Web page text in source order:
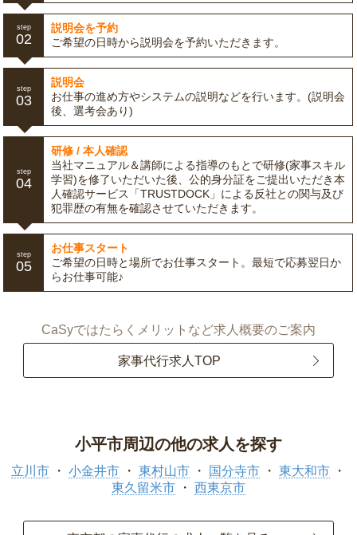
step
02
説明会を予約
ご希望の日時から説明会を予約いただきます。
step
03
説明会
お仕事の進め方やシステムの説明などを行います。(説明会
後、選考会あり)
step
04
研修 / 本人確認
当社マニュアル＆講師による指導のもとで研修(家事スキル
学習)を修了いただいた後、公的身分証をご提出いただき本
人確認サービス「TRUSTDOCK」による反社との関与及び
犯罪歴の有無を確認させていただきます。
step
05
お仕事スタート
ご希望の日時と場所でお仕事スタート。最短で応募翌日か
らお仕事可能♪
CaSyではたらくメリットなど求人概要のご案内
家事代行求人TOP
小平市周辺の他の求人を探す
立川市 小金井市 東村山市 国分寺市
東大和市
東久留米市
西東京市